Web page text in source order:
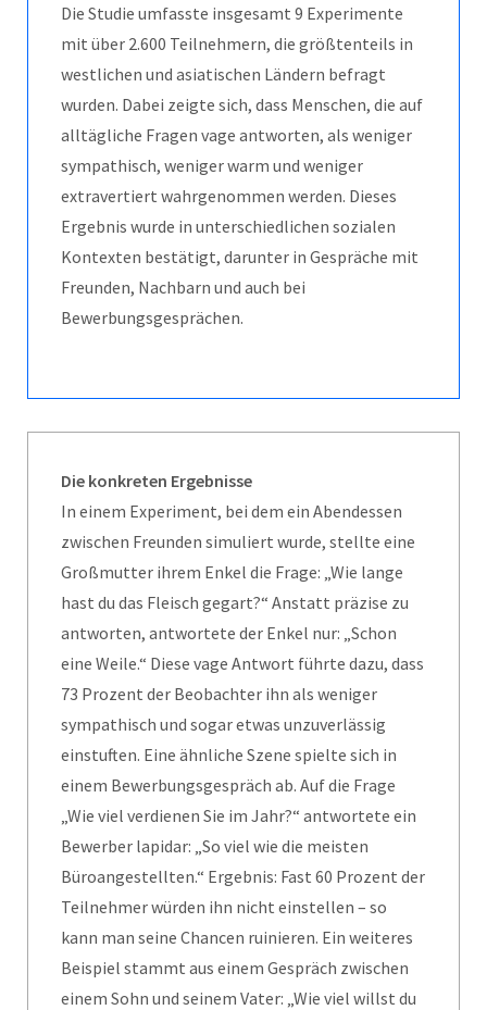
Die Studie umfasste insgesamt 9 Experimente
mit über 2.600 Teilnehmern, die größtenteils in
westlichen und asiatischen Ländern befragt
wurden. Dabei zeigte sich, dass Menschen, die auf
alltägliche Fragen vage antworten, als weniger
sympathisch, weniger warm und weniger
extravertiert wahrgenommen werden. Dieses
Ergebnis wurde in unterschiedlichen sozialen
Kontexten bestätigt, darunter in Gespräche mit
Freunden, Nachbarn und auch bei
Bewerbungsgesprächen.
Die konkreten Ergebnisse
In einem Experiment, bei dem ein Abendessen
zwischen Freunden simuliert wurde, stellte eine
Großmutter ihrem Enkel die Frage: „Wie lange
hast du das Fleisch gegart?“ Anstatt präzise zu
antworten, antwortete der Enkel nur: „Schon
eine Weile.“ Diese vage Antwort führte dazu, dass
73 Prozent der Beobachter ihn als weniger
sympathisch und sogar etwas unzuverlässig
einstuften. Eine ähnliche Szene spielte sich in
einem Bewerbungsgespräch ab. Auf die Frage
„Wie viel verdienen Sie im Jahr?“ antwortete ein
Bewerber lapidar: „So viel wie die meisten
Büroangestellten.“ Ergebnis: Fast 60 Prozent der
Teilnehmer würden ihn nicht einstellen – so
kann man seine Chancen ruinieren. Ein weiteres
Beispiel stammt aus einem Gespräch zwischen
einem Sohn und seinem Vater: „Wie viel willst du